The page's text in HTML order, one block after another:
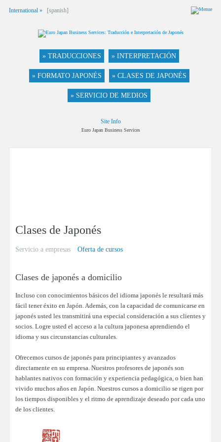
International » [spanish]
» TRADUCCIONES » INTERPRETACIÓN
» FORMATO JAPONÉS » CLASES DE JAPONÉS
» SERVICIO DE MEDIOS
Site Info
Euro Japan Business Services
Clases de Japonés
Servicio a empresas Oferta de cursos
Clases de japonés a domicilio
Incluso con conocimientos básicos del idioma japonés le resultará más
fácil tener éxito en Japón. Además, con la capacidad de comunicarse en
japonés usted les transmitirá una especial consideración a sus clientes y
socios. Logre usted el acceso a la cultura japonesa aprendiendo el
idioma y sus circunstancias culturales.
Ofrecemos cursos de japonés para principiantes y avanzados
directamente en su empresa. Nuestros profesores de japonés son
hablantes nativos con formación y experiencia pedagógica, o bien han
vivido muchos años en Japón. Nuestros cursos a domicilio se rigen por
los tiempos disponibles y el ritmo de aprendizaje deseado por cada uno
de los clientes.